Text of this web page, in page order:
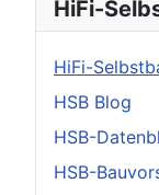
HiFi-
HiFi-
HSB Blog
HSB-
HSB-